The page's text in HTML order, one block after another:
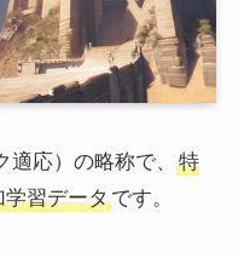
適応）の略称で、
特
学習データです。